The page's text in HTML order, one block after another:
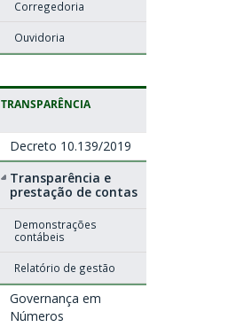
Corregedoria
Ouvidoria
TRANSPARÊNCIA
Decreto 10.139/2019
Transparência e
prestação de contas
Demonstrações
contábeis
Relatório de gestão
Governança em
Números